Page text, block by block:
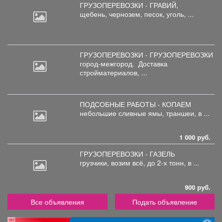
ГРУЗОПЕРЕВОЗКИ - ГРАВИЙ,
щебень, чернозем, песок, уголь, ...
ГРУЗОПЕРЕВОЗКИ - ГРУЗОПЕРЕВОЗКИ
город-межгород. Доставка
стройматериалов, ...
ПОДСОБНЫЕ РАБОТЫ - КОПАЕМ
небольшие сливные ямы, траншеи, в ...
1 000 руб.
ГРУЗОПЕРЕВОЗКИ - ГАЗЕЛЬ
грузчики, возим всё, до 2-х тонн, в ...
900 руб.
Все объявления Подать объявление